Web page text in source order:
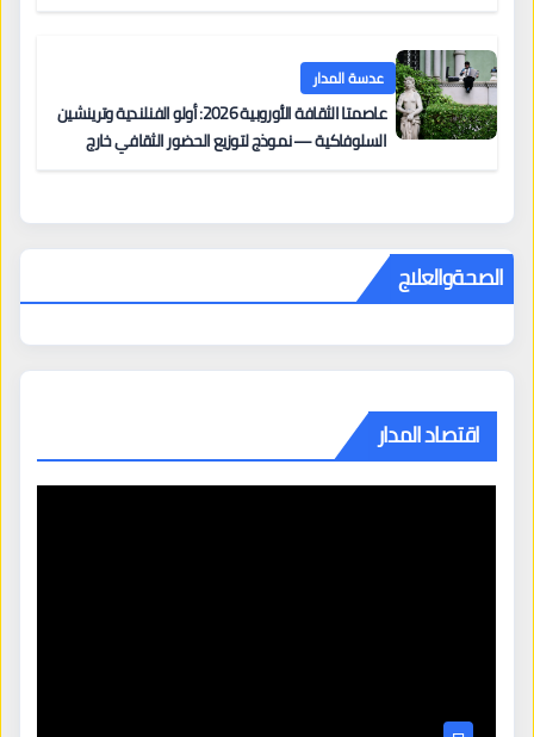
عدسة المدار
عاصمتا الثقافة الأوروبية 2026: أولو الفنلندية وترينشين
السلوفاكية — نموذج لتوزيع الحضور الثقافي خارج
الصحةوالعلاج
اقتصاد المدار